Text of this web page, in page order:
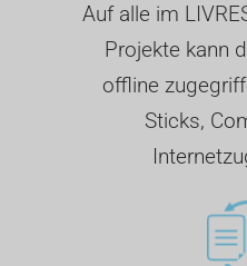
Auf alle im
Projekte kann
offline
Sticks,